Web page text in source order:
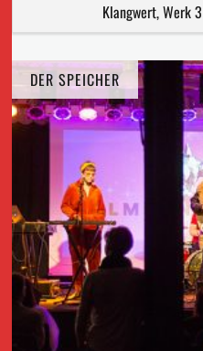
Klangwert, Werk 3
DER SPEICHER